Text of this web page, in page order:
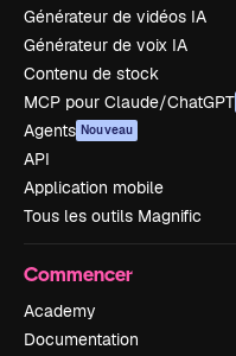
Générateur de vidéos IA
Générateur de voix IA
Contenu de stock
MCP pour Claude/ChatGPT
Agents Nouveau
API
Application mobile
Tous les outils Magnific
Commencer
Academy
Documentation